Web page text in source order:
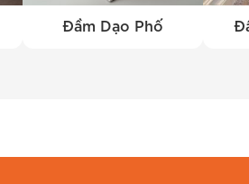
Đầm Dạo Phố